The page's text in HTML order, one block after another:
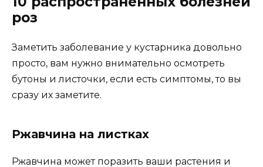
роз
Заметить заболевание у кустарника довольно
просто, вам нужно внимательно осмотреть
бутоны и листочки, если есть симптомы, то вы
сразу их заметите.
Ржавчина на листках
Ржавчина может поразить ваши растения и